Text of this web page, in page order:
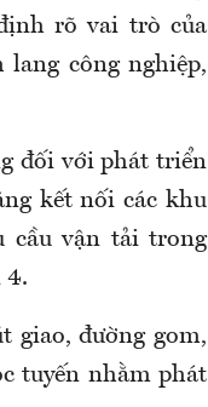
rõ vai trò của
công nghiệp,
đối với phát triển
kết nối các khu
cầu vận tải trong
4.
giao, đường gom,
tuyến nhằm phát